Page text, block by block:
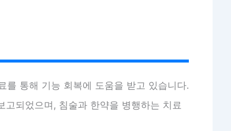
를 통해 기능 회복에 도움을 받고 있습니다.
고되었으며, 침술과 한약을 병행하는 치료